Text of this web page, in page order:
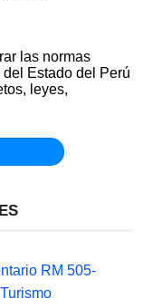
las normas
Estado del Perú
leyes,
RM 505-